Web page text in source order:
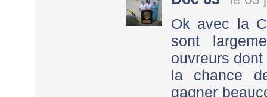
Ok avec la
sont
ouvreurs
la chance
gagner